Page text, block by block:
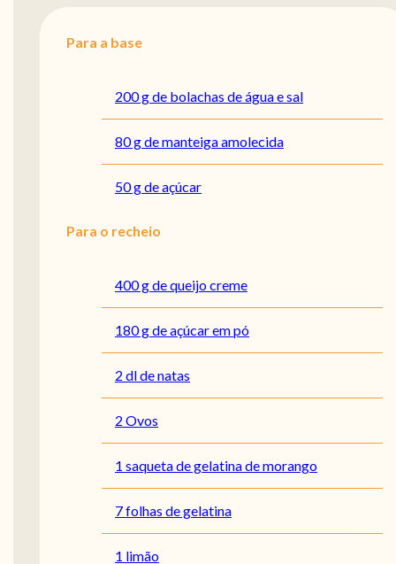
Para a base
200 g de bolachas de água e sal
80 g de manteiga amolecida
50 g de açúcar
Para o recheio
400 g de queijo creme
180 g de açúcar em pó
2 dl de natas
2 Ovos
1 saqueta de gelatina de morango
7 folhas de gelatina
1 limão